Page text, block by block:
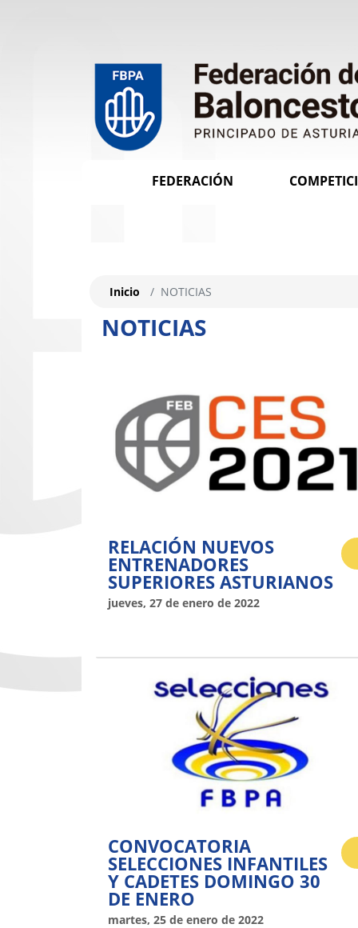
FEDERACIÓN
NOTICIAS
Inicio NOTICIAS
RELACIÓN NUEVOS
ENTRENADORES
SUPERIORES ASTURIANOS
jueves, 27 de enero de 2022
CONVOCATORIA
SELECCIONES INFANTILES
Y CADETES DOMINGO 30
DE ENERO
martes, 25 de enero de 2022